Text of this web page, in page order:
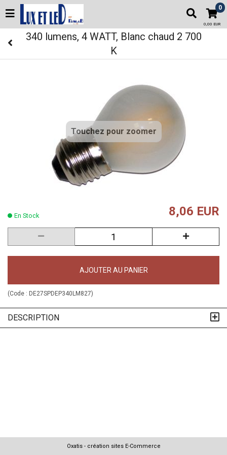
0
0,00 EUR
340 lumens, 4 WATT, Blanc chaud 2 700
K
Touchez pour zoomer
En Stock 8,06 EUR
AJOUTER AU PANIER
(Code : DE27SPDEP340LM827)
DESCRIPTION
Oxatis - création sites E-Commerce